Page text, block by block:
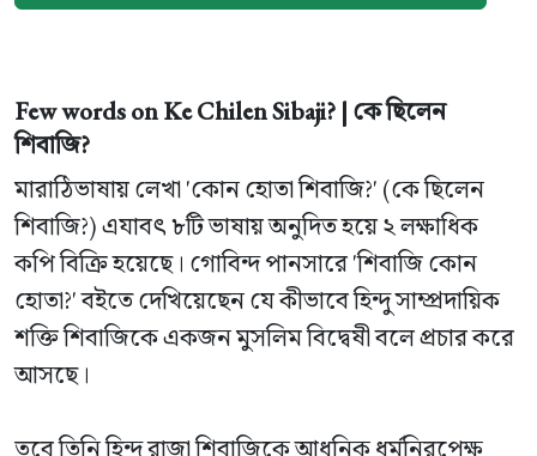
Few words on Ke Chilen Sibaji? | কে ছিলেন
শিবাজি?
মারাঠিভাষায় লেখা 'কোন হোতা শিবাজি?' (কে ছিলেন
শিবাজি?) এযাবৎ ৮টি ভাষায় অনুদিত হয়ে ২ লক্ষাধিক
কপি বিক্রি হয়েছে। গোবিন্দ পানসারে 'শিবাজি কোন
হোতা?' বইতে দেখিয়েছেন যে কীভাবে হিন্দু সাম্প্রদায়িক
শক্তি শিবাজিকে একজন মুসলিম বিদ্বেষী বলে প্রচার করে
আসছে।
তবে তিনি হিন্দু রাজা শিবাজিকে আধুনিক ধর্মনিরপেক্ষ